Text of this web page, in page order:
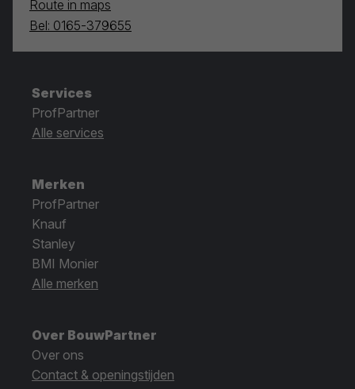
Route in maps
Bel: 0165-379655
Services
ProfPartner
Alle services
Merken
ProfPartner
Knauf
Stanley
BMI Monier
Alle merken
Over BouwPartner
Over ons
Contact & openingstijden